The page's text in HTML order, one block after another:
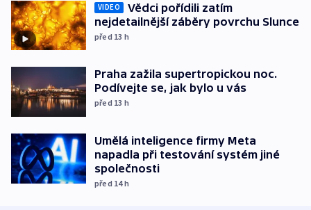
VIDEO
Vědci pořídili zatím
nejdetailnější záběry povrchu Slunce
před 13 h
Praha zažila supertropickou noc.
Podívejte se, jak bylo u vás
před 13 h
Umělá inteligence firmy Meta
napadla při testování systém jiné
společnosti
před 14h